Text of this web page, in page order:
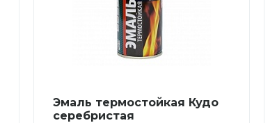
Эмаль термостойкая Кудо
серебристая